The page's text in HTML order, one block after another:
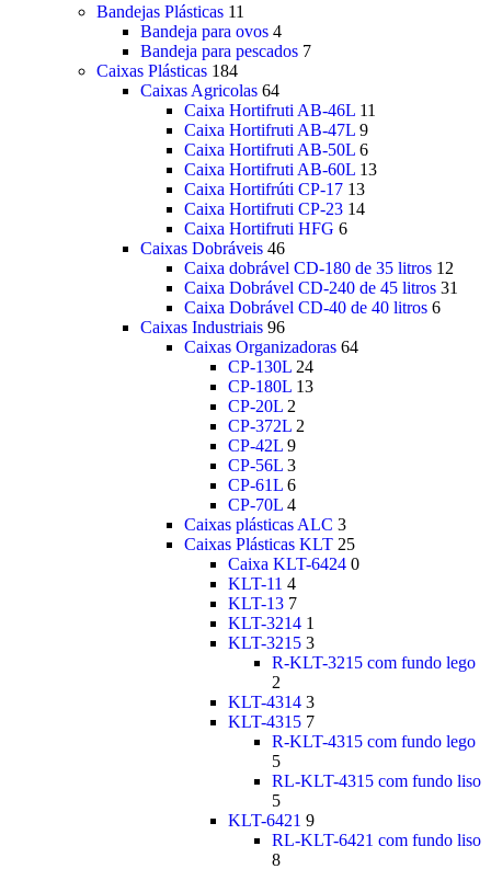
Bandejas Plásticas 11
Bandeja para ovos 4
Bandeja para pescados 7
Caixas Plásticas 184
Caixas Agricolas 64
Caixa Hortifruti AB-46L 11
Caixa Hortifruti AB-47L 9
Caixa Hortifruti AB-50L 6
Caixa Hortifruti AB-60L 13
Caixa Hortifrúti CP-17 13
Caixa Hortifruti CP-23 14
Caixa Hortifruti HFG 6
Caixas Dobráveis 46
Caixa dobrável CD-180 de 35 litros 12
Caixa Dobrável CD-240 de 45 litros 31
Caixa Dobrável CD-40 de 40 litros 6
Caixas Industriais 96
Caixas Organizadoras 64
CP-130L 24
CP-180L 13
CP-20L 2
CP-372L 2
CP-42L 9
CP-56L 3
CP-61L 6
CP-70L 4
Caixas plásticas ALC 3
Caixas Plásticas KLT 25
Caixa KLT-6424 0
KLT-11 4
KLT-13 7
KLT-3214 1
KLT-3215 3
R-KLT-3215 com fundo lego
2
KLT-4314 3
KLT-4315 7
R-KLT-4315 com fundo lego
5
RL-KLT-4315 com fundo liso
5
KLT-6421 9
RL-KLT-6421 com fundo liso
8